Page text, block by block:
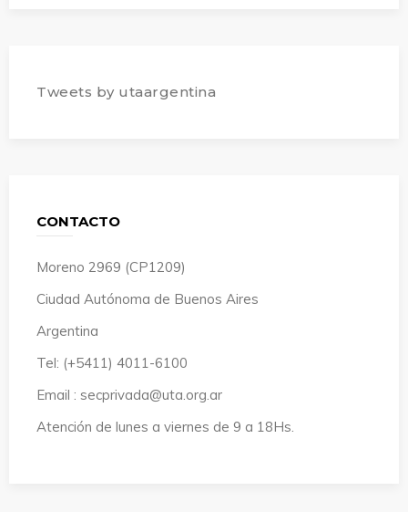
Tweets by utaargentina
CONTACTO
Moreno 2969 (CP1209)
Ciudad Autónoma de Buenos Aires
Argentina
Tel: (+5411) 4011-6100
Email : secprivada@uta.org.ar
Atención de lunes a viernes de 9 a 18Hs.